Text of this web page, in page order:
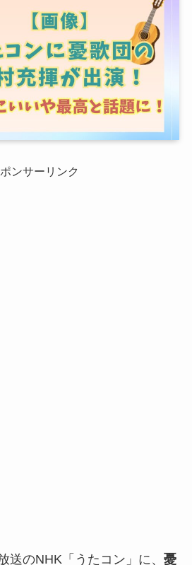
ンサーリンク
送のNHK「うたコン」に、 憂